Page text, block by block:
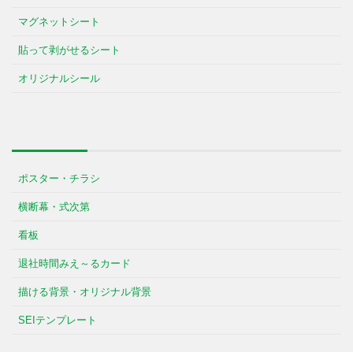
マグネットシート
貼って剥がせるシート
オリジナルシール
ポスター・チラシ
横断幕・式次第
看板
退社時間みえ～るカード
描ける背景・オリジナル背景
SEIテンプレート